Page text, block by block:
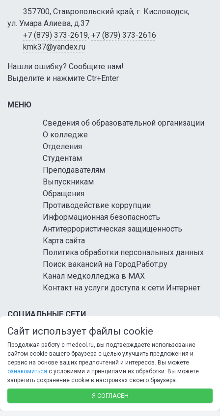
357700, Ставропольский край, г. Кисловодск,
ул. Умара Алиева, д.37
+7 (879) 373-2619, +7 (879) 373-2616
kmk37@yandex.ru
Нашли ошибку? Сообщите нам!
Выделите и нажмите Ctr+Enter
МЕНЮ
Сведения об образовательной организации
О колледже
Отделения
Студентам
Преподавателям
Выпускникам
Обращения
Противодействие коррупции
Информационная безопасность
Антитеррористическая защищенность
Карта сайта
Политика обработки персональных данных
Поиск вакансий на ГородРабот.ру
Канал медколледжа в MAX
Контакт на услуги доступа к сети Интернет
СОЦИАЛЬНЫЕ СЕТИ
© 2026 ФГБ ПОУ «Кисловодский медицинский
колледж» Минздрава России
Сайт использует файлы cookie
Продолжая работу с medcol.ru, вы подтверждаете использование
сайтом cookie вашего браузера с целью улучшить предложения и
сервис на основе ваших предпочтений и интересов. Вы можете
ознакомиться с условиями и принципами их обработки. Вы можете
запретить сохранение cookie в настройках своего браузера.
Я СОГЛАСЕН